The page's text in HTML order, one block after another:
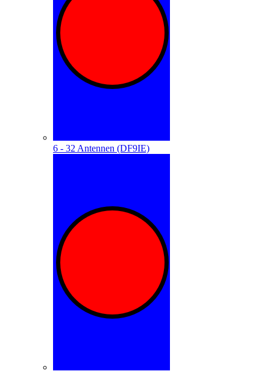
6 - 32 Antennen (DF9IE)